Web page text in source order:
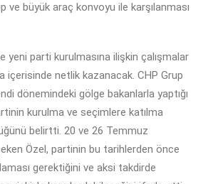
ve büyük araç konvoyu ile karşılanması
yeni parti kurulmasına ilişkin çalışmalar
içerisinde netlik kazanacak. CHP Grup
dönemindeki gölge bakanlarla yaptığı
kurulma ve seçimlere katılma
belirtti. 20 ve 26 Temmuz
Özel, partinin bu tarihlerden önce
gerektiğini ve aksi takdirde